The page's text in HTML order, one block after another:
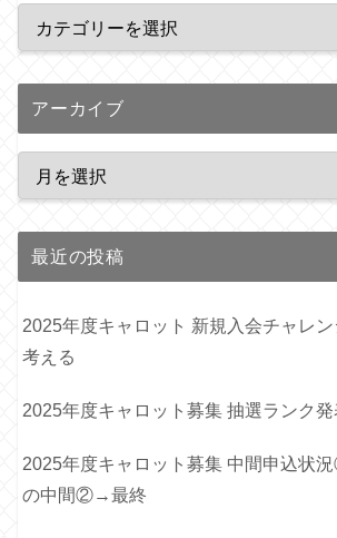
アーカイブ
最近の投稿
2025年度キャロット 新規入会チャレ
考える
2025年度キャロット募集 抽選ランク
2025年度キャロット募集 中間申込状
の中間②→最終